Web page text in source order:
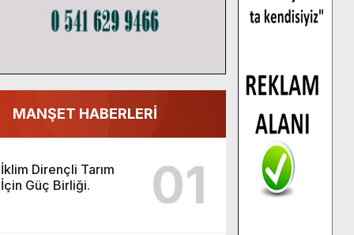
MANŞET HABERLERİ
İklim Dirençli Tarım
İçin Güç Birliği.
01